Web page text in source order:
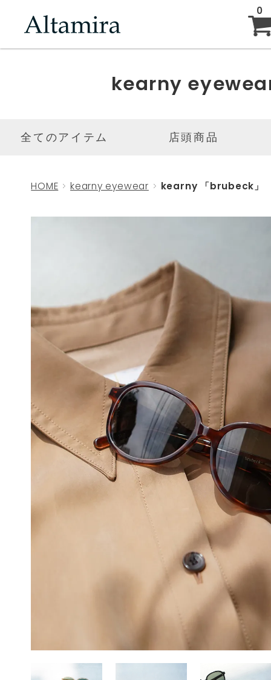
0
BLOG
kearny
全てのアイテム 店頭商品
HOME kearny eyewear kearny 「brubeck」